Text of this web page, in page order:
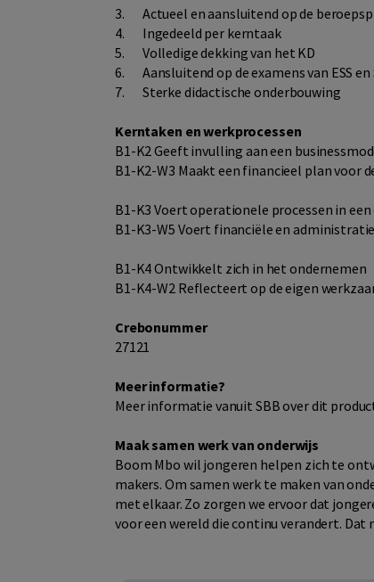
3. Actueel en aansluitend op de
4. Ingedeeld per kerntaak
5. Volledige dekking van het KD
6. Aansluitend op de examens van ESS en
7. Sterke didactische onderbouwing
Kerntaken en werkprocessen
B1-K2 Geeft invulling aan een
B1-K2-W3 Maakt een financieel plan voor
B1-K3 Voert operationele processen in
B1-K3-W5 Voert financiële en
B1-K4 Ontwikkelt zich in het ondernemen
B1-K4-W2 Reflecteert op de eigen
Crebonummer
27121
Meer informatie?
Meer informatie vanuit SBB over dit
Maak samen werk van onderwijs
Boom Mbo wil jongeren helpen zich te
makers. Om samen werk te maken van
met elkaar. Zo zorgen we ervoor dat
voor een wereld die continu verandert.